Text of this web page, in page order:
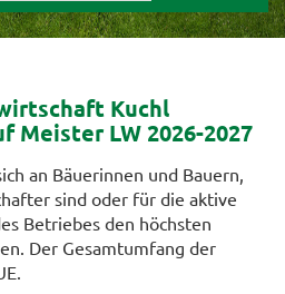
Kuchl
Meister LW 2026-2027
an Bäuerinnen und Bauern,
sind oder für die aktive
Betriebes den höchsten
Der Gesamtumfang der